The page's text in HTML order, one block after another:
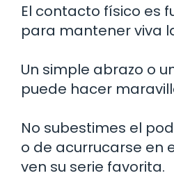
El contacto físico es
para mantener viva
Un simple abrazo o
puede hacer
No subestimes el
o de acurrucarse en
ven su serie favorita.